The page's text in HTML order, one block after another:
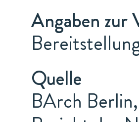
Angaben zur
Quelle
BArch